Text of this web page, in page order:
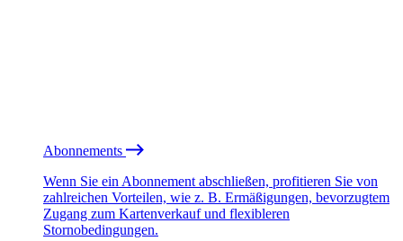
Abonnements
Wenn Sie ein Abonnement abschließen, profitieren Sie von
zahlreichen Vorteilen, wie z. B. Ermäßigungen, bevorzugtem
Zugang zum Kartenverkauf und flexibleren
Stornobedingungen.